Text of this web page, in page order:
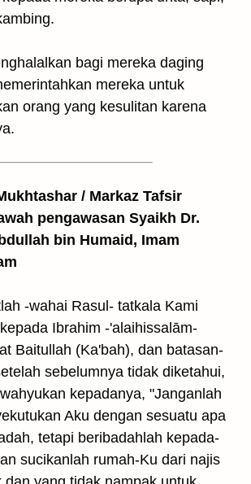
bagi mereka daging
mereka untuk
orang yang kesulitan karena
/ Markaz Tafsir
pengawasan Syaikh Dr.
bin Humaid, Imam
-wahai Rasul- tatkala Kami
Ibrahim -'alaihissalām-
Baitullah (Ka'bah), dan batasan-
sebelumnya tidak diketahui,
kepadanya, "Janganlah
Aku dengan sesuatu apa
tetapi beribadahlah kepada-
sucikanlah rumah-Ku dari najis